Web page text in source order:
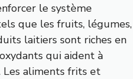
le système
que les fruits, légumes,
laitiers sont riches en
qui aident à
aliments frits et